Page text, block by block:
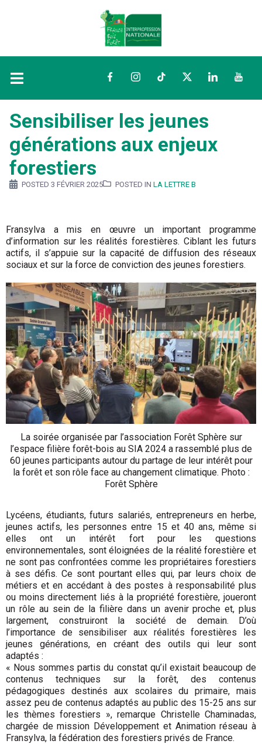
FacebookInstagramTikTokTwitterLinkedIn
Sensibiliser les jeunes
générations aux enjeux
forestiers
POSTED 3 FÉVRIER 2025 POSTED IN LA LETTRE B
Fransylva a mis en œuvre un important programme
d’information sur les réalités forestières. Ciblant les futurs
actifs, il s’appuie sur la capacité de diffusion des réseaux
sociaux et sur la force de conviction des jeunes forestiers.
La soirée organisée par l’association Forêt Sphère sur
l’espace filière forêt-bois au SIA 2024 a rassemblé plus de
60 jeunes participants autour du partage de leur intérêt pour
la forêt et son rôle face au changement climatique. Photo :
Forêt Sphère
Lycéens, étudiants, futurs salariés, entre­preneurs en herbe,
jeunes actifs, les personnes entre 15 et 40 ans, même si
elles ont un intérêt fort pour les questions
environnementales, sont éloignées de la réalité forestière et
ne sont pas confrontées comme les propriétaires forestiers
à ses défis. Ce sont pourtant elles qui, par leurs choix de
métiers et en accédant à des postes à responsabilité plus
ou moins directement liés à la propriété forestière, joueront
un rôle au sein de la filière dans un avenir proche et, plus
largement, construiront la société de demain. D’où
l’importance de sensibiliser aux réa­lités forestières les
jeunes générations, en créant des outils qui leur sont
adaptés :
« Nous sommes partis du constat qu’il existait beaucoup de
contenus techniques sur la forêt, des contenus
pédagogiques destinés aux scolaires du primaire, mais
assez peu de contenus adaptés au public des 15-25 ans sur
les thèmes forestiers », remarque Christelle Chaminadas,
chargée de mission Développement et Animation réseau à
Fransylva, la fédération des forestiers privés de France.